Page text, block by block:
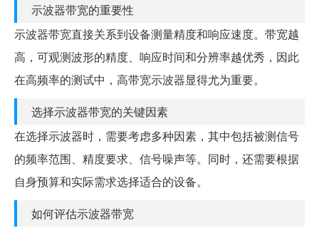
示波器带宽的重要性
示波器带宽直接关系到设备测量精度和响应速度。带宽越
高，可观测波形的精度、响应时间和分辨率越优秀，因此
在高频率的测试中，高带宽示波器显得尤为重要。
选择示波器带宽的关键因素
在选择示波器时，需要考虑多种因素，其中包括被测信号
的频率范围、精度要求、信号噪声等。同时，还需要根据
自身预算和实际需求选择适合的设备。
如何评估示波器带宽